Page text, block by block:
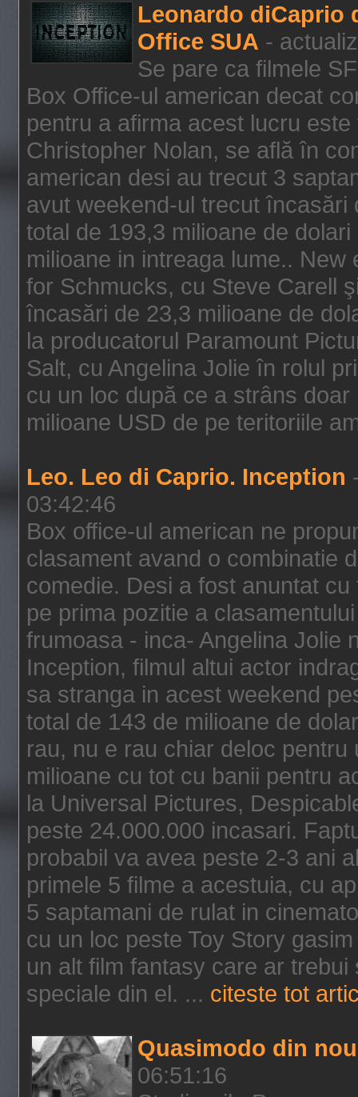
Leonardo diCaprio
Office SUA -
Se pare ca filmele
Box Office-ul american decat
pentru a afirma acest lucru
Christopher Nolan, se află în
american desi au trecut 3
avut weekend-ul trecut încasări
total de 193,3 milioane de
milioane in intreaga lume..
for Schmucks, cu Steve Carell
încasări de 23,3 milioane de
la producatorul Paramount
Salt, cu Angelina Jolie în rolul
cu un loc după ce a strâns
milioane USD de pe teritoriile
Leo. Leo di Caprio. Inception
03:42:46
Box office-ul american ne
clasament avand o combinatie
comedie. Desi a fost anuntat
pe prima pozitie a
frumoasa - inca- Angelina Jolie
Inception, filmul altui actor
sa stranga in acest weekend
total de 143 de milioane de
rau, nu e rau chiar deloc
milioane cu tot cu banii pentru
la Universal Pictures,
peste 24.000.000 incasari.
probabil va avea peste 2-3 ani
primele 5 filme a acestuia, cu
5 saptamani de rulat in
cu un loc peste Toy Story
un alt film fantasy care ar
speciale din el. ... citeste tot
Quasimodo din
06:51:16